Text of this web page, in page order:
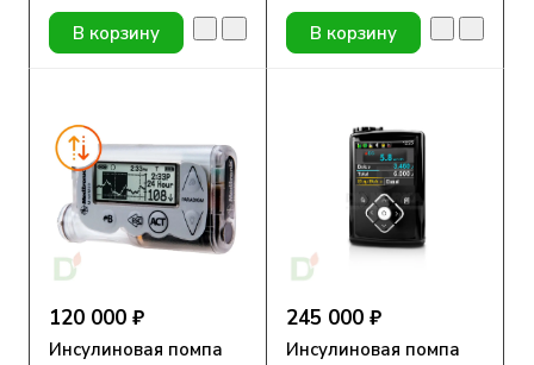
В корзину В корзину
120 000 ₽
Инсулиновая помпа
245 000 ₽
Инсулиновая помпа